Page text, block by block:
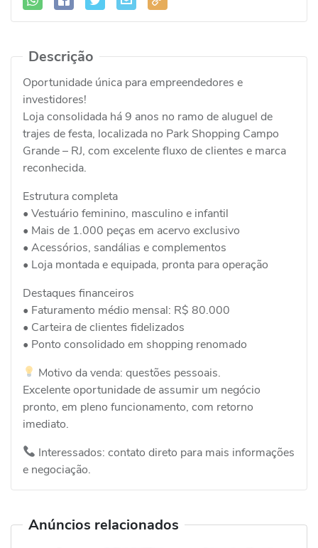
Descrição
Oportunidade única para empreendedores e
investidores!
Loja consolidada há 9 anos no ramo de aluguel de
trajes de festa, localizada no Park Shopping Campo
Grande – RJ, com excelente fluxo de clientes e marca
reconhecida.
Estrutura completa
• Vestuário feminino, masculino e infantil
• Mais de 1.000 peças em acervo exclusivo
• Acessórios, sandálias e complementos
• Loja montada e equipada, pronta para operação
Destaques financeiros
• Faturamento médio mensal: R$ 80.000
• Carteira de clientes fidelizados
• Ponto consolidado em shopping renomado
Motivo da venda: questões pessoais.
Excelente oportunidade de assumir um negócio
pronto, em pleno funcionamento, com retorno
imediato.
Interessados: contato direto para mais informações
e negociação.
Anúncios relacionados